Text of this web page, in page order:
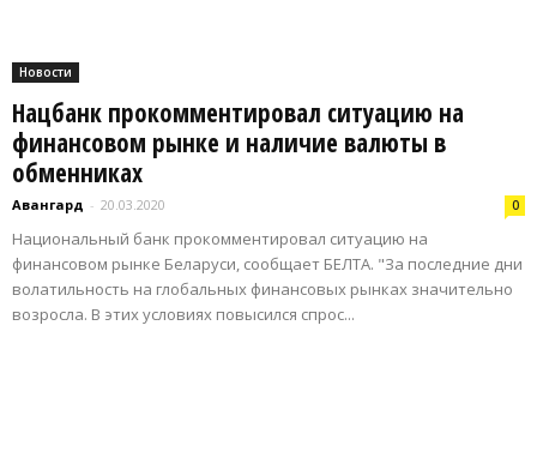
Новости
Нацбанк прокомментировал ситуацию на
финансовом рынке и наличие валюты в
обменниках
Авангард - 20.03.2020 0
Национальный банк прокомментировал ситуацию на
финансовом рынке Беларуси, сообщает БЕЛТА. "За последние дни
волатильность на глобальных финансовых рынках значительно
возросла. В этих условиях повысился спрос...